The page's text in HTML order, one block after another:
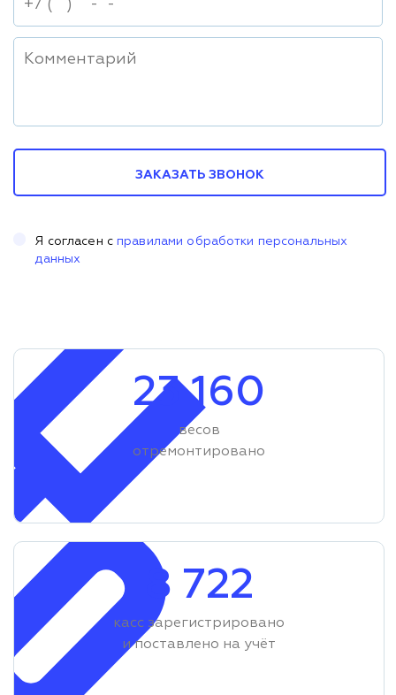
ЗАКАЗАТЬ ЗВОНОК
Я согласен с правилами обработки персональных
данных
23 160
весов
отремонтировано
8 722
касс зарегистрировано
и поставлено на учёт